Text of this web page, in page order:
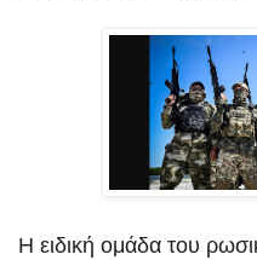
Η ειδική ομάδα του